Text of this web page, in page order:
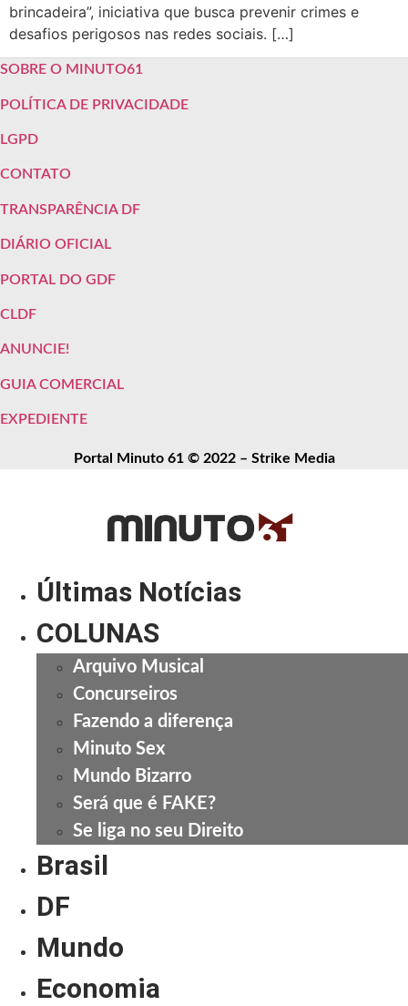
brincadeira”, iniciativa que busca prevenir crimes e
desafios perigosos nas redes sociais. […]
SOBRE O MINUTO61
POLÍTICA DE PRIVACIDADE
LGPD
CONTATO
TRANSPARÊNCIA DF
DIÁRIO OFICIAL
PORTAL DO GDF
CLDF
ANUNCIE!
GUIA COMERCIAL
EXPEDIENTE
Portal Minuto 61 © 2022 – Strike Media
Últimas Notícias
COLUNAS
Arquivo Musical
Concurseiros
Fazendo a diferença
Minuto Sex
Mundo Bizarro
Será que é FAKE?
Se liga no seu Direito
Brasil
DF
Mundo
Economia